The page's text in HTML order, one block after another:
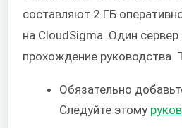
составляют 2 ГБ
на CloudSigma. Один
прохождение
Обязательно
Следуйте этому